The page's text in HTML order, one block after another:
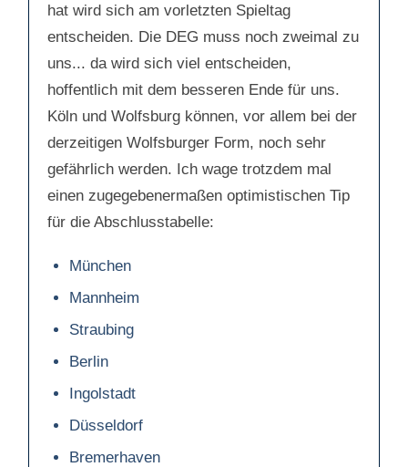
hat wird sich am vorletzten Spieltag
entscheiden. Die DEG muss noch zweimal zu
uns... da wird sich viel entscheiden,
hoffentlich mit dem besseren Ende für uns.
Köln und Wolfsburg können, vor allem bei der
derzeitigen Wolfsburger Form, noch sehr
gefährlich werden. Ich wage trotzdem mal
einen zugegebenermaßen optimistischen Tip
für die Abschlusstabelle:
München
Mannheim
Straubing
Berlin
Ingolstadt
Düsseldorf
Bremerhaven